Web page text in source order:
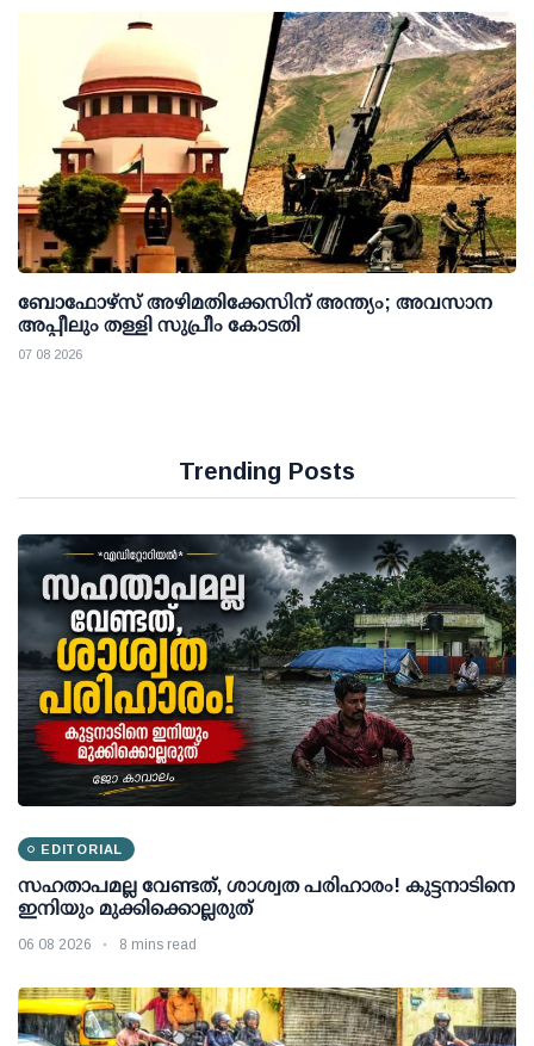
ബോഫോഴ്സ് അഴിമതിക്കേസിന് അന്ത്യം; അവസാന
അപ്പീലും തള്ളി സുപ്രീം കോടതി
07 08 2026
Trending Posts
EDITORIAL
സഹതാപമല്ല വേണ്ടത്, ശാശ്വത പരിഹാരം! കുട്ടനാടിനെ
ഇനിയും മുക്കിക്കൊല്ലരുത്
06 08 2026 8 mins read